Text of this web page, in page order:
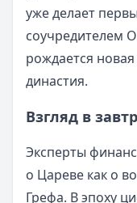
уже делает
соучредителем
рождается
династия.
Взгляд в
Эксперты
о Цареве как о
Грефа. В эпоху